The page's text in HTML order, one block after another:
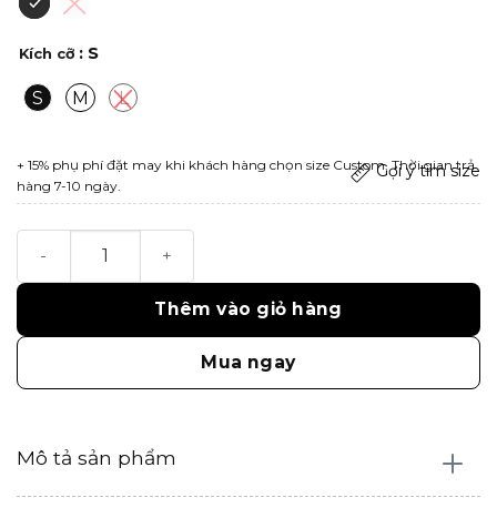
Kích cỡ : S
S M L
+ 15% phụ phí đặt may khi khách hàng chọn size Custom. Thời gian trả
hàng 7-10 ngày.
Gợi ý tìm size
Thêm vào giỏ hàng
Mua ngay
Mô tả sản phẩm